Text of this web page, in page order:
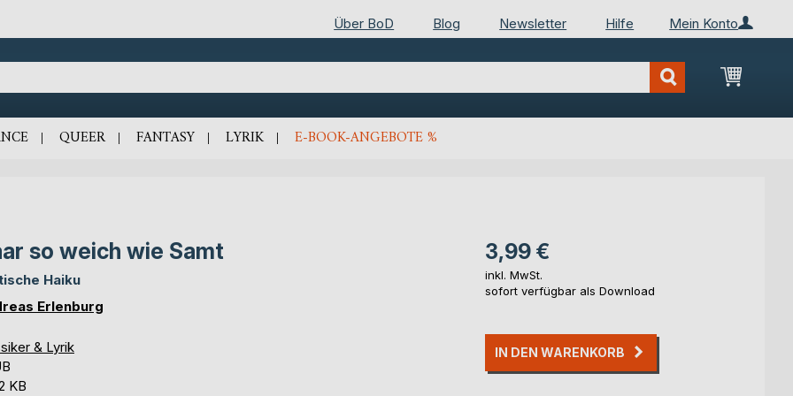
Mein Konto
Über BoD Blog Newsletter Hilfe
Mein
QUEER FANTASY LYRIK E-BOOK-ANGEBOTE %
so weich wie Samt
Haiku
Erlenburg
& Lyrik
KB
3,99 €
inkl. MwSt.
sofort verfügbar als Download
IN DEN WARENKORB